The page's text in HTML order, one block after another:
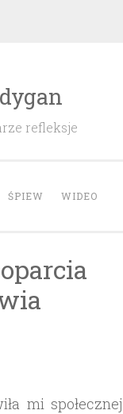
refleksje
ŚPIEW WIDEO
mi społecznej